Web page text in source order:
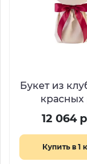
Букет из
красных
«Эликсир
12 064
Купить в 1